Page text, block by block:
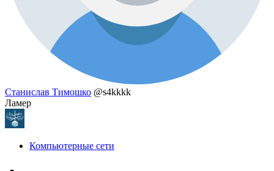
Станислав Тимошко @s4kkkk
Ламер
Компьютерные сети